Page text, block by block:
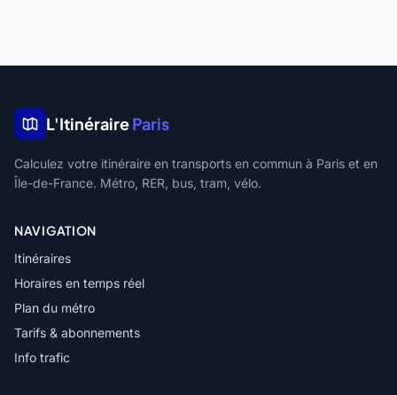
L'ItinéraireParis
Calculez votre itinéraire en transports en commun à Paris et en
Île-de-France. Métro, RER, bus, tram, vélo.
NAVIGATION
Itinéraires
Horaires en temps réel
Plan du métro
Tarifs & abonnements
Info trafic